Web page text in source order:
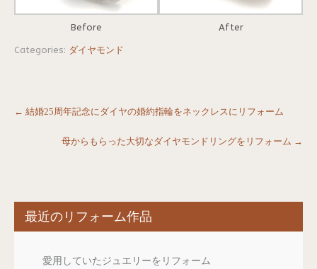
Before After
Categories: ダイヤモンド
Post
navigation
← 結婚25周年記念にダイヤの婚約指輪をネックレスにリフォーム
母からもらった大切なダイヤモンドリングをリフォーム →
最近のリフォーム作品
愛用していたジュエリーをリフォーム